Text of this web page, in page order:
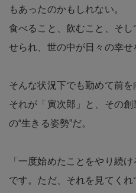
もあったのかもしれない。
食べること、飲むこと、そ
せられ、世の中が日々の幸せ
そんな状況下でも勤めて前を
それが「寅次郎」と、その
の“生きる姿勢”だ。
「一度始めたことをやり続
です。ただ、それを見てく